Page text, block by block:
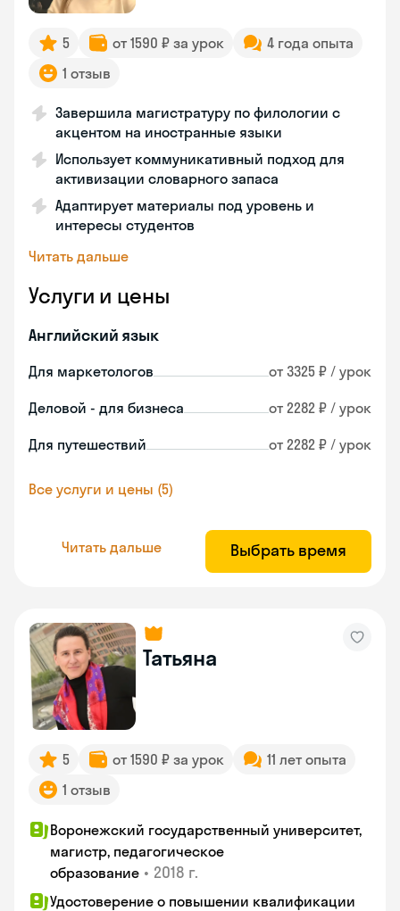
5 от 1590 ₽ за урок
4 года опыта
1 отзыв
Завершила магистратуру по филологии с
акцентом на иностранные языки
Использует коммуникативный подход для
активизации словарного запаса
Адаптирует материалы под уровень и
интересы студентов
Читать дальше
Услуги и цены
Английский язык
Для маркетологов от 3325 ₽ / урок
Деловой - для бизнеса от 2282 ₽ / урок
Для путешествий от 2282 ₽ / урок
Все услуги и цены (5)
Читать дальше Выбрать время
Татьяна
5 от 1590 ₽ за урок
11 лет опыта
1 отзыв
Воронежский государственный университет,
магистр, педагогическое
образование • 2018 г.
Удостоверение о повышении квалификации